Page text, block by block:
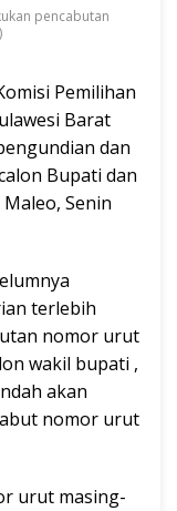
pencabutan
Pemilihan
Barat
dan
Bupati dan
Senin
terlebih
nomor urut
wakil bupati ,
akan
nomor urut
urut masing-